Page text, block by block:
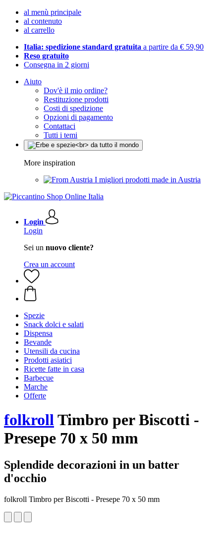
al menù principale
al contenuto
al carrello
Italia: spedizione standard gratuita a partire da € 59,90
Reso gratuito
Consegna in 2 giorni
Aiuto
Dov'è il mio ordine?
Restituzione prodotti
Costi di spedizione
Opzioni di pagamento
Contattaci
Tutti i temi
More inspiration
I migliori prodotti made in Austria
Login
Login
Sei un nuovo cliente?
Crea un account
Spezie
Snack dolci e salati
Dispensa
Bevande
Utensili da cucina
Prodotti asiatici
Ricette fatte in casa
Barbecue
Marche
Offerte
folkrollTimbro per Biscotti -
Presepe 70 x 50 mm
Splendide decorazioni in un batter
d'occhio
folkroll Timbro per Biscotti - Presepe 70 x 50 mm